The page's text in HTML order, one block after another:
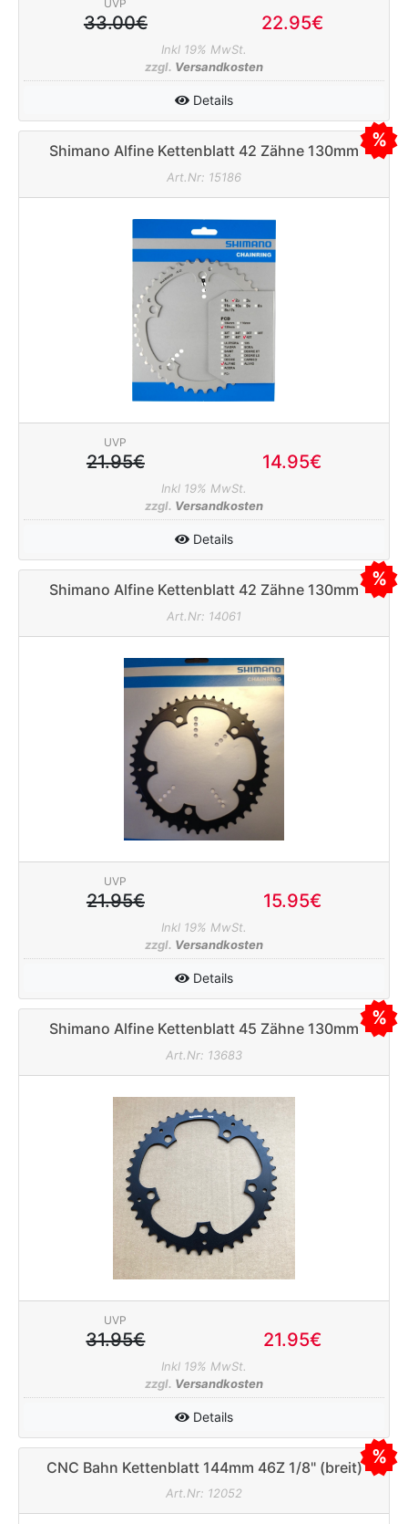
UVP
33.00€ 22.95€
Inkl 19% MwSt.
zzgl. Versandkosten
Details
Shimano Alfine Kettenblatt 42 Zähne 130mm
silber
Art.Nr: 15186
UVP
21.95€ 14.95€
Inkl 19% MwSt.
zzgl. Versandkosten
Details
Shimano Alfine Kettenblatt 42 Zähne 130mm
schwarz
Art.Nr: 14061
UVP
21.95€ 15.95€
Inkl 19% MwSt.
zzgl. Versandkosten
Details
Shimano Alfine Kettenblatt 45 Zähne 130mm
Art.Nr: 13683
UVP
31.95€ 21.95€
Inkl 19% MwSt.
zzgl. Versandkosten
Details
CNC Bahn Kettenblatt 144mm 46Z 1/8" (breit)
schwarz
Art.Nr: 12052